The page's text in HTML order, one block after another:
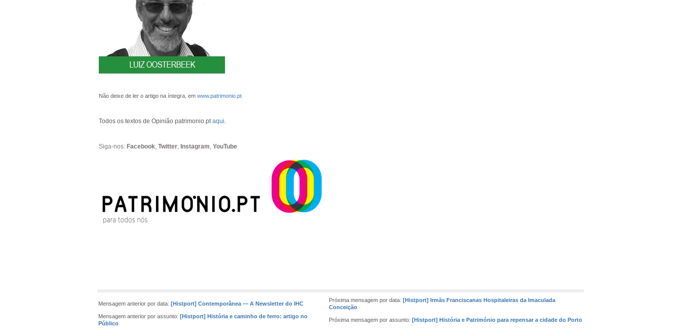
Não deixe de ler o artigo na íntegra, em www.patrimonio.pt
Todos os textos de Opinião patrimonio.ptaqui.
Siga-nos: Facebook, Twitter, Instagram, YouTube
Mensagem anterior por data: [Histport] Contemporânea — A Newsletter do IHC
Próxima mensagem por data: [Histport] Irmãs Franciscanas Hospitaleiras da Imaculada
Conceição
Mensagem anterior por assunto: [Histport] História e caminho de ferro: artigo no
Público
Próxima mensagem por assunto: [Histport] História e Património para repensar a cidade do Porto